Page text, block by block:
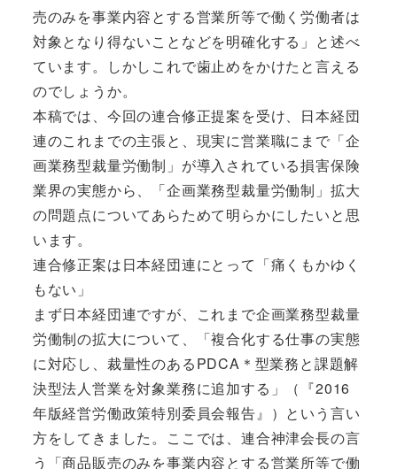
売のみを事業内容とする営業所等で働く労働者は
対象となり得ないことなどを明確化する」と述べ
ています。しかしこれで歯止めをかけたと言える
のでしょうか。
本稿では、今回の連合修正提案を受け、日本経団
連のこれまでの主張と、現実に営業職にまで「企
画業務型裁量労働制」が導入されている損害保険
業界の実態から、「企画業務型裁量労働制」拡大
の問題点についてあらためて明らかにしたいと思
います。
連合修正案は日本経団連にとって「痛くもかゆく
もない」
まず日本経団連ですが、これまで企画業務型裁量
労働制の拡大について、「複合化する仕事の実態
に対応し、裁量性のあるPDCA＊型業務と課題解
決型法人営業を対象業務に追加する」（『2016
年版経営労働政策特別委員会報告』）という言い
方をしてきました。ここでは、連合神津会長の言
う「商品販売のみを事業内容とする営業所等で働